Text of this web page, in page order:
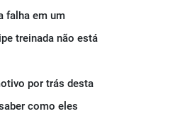
falha em um
treinada não está
por trás desta
como eles